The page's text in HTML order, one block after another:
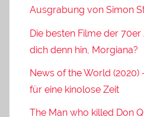
Ausgrabung von Simon
Die besten Filme der
dich denn hin, Morgiana?
News of the World
für eine kinolose Zeit
The Man who killed Don